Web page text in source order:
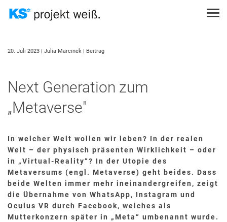
zum
Inhalt
TOPOGRAFISCHE GEGEBENHEITEN
NUTZUNGSKONZEPTE
SCHALLSCHUTZ
BRANDSCHUTZ
SICHTMAUERWERK
WÄRMESCHUTZ
SUCHEN
ANMELDEN
20. Juli 2023 | Julia Marcinek | Beitrag
Next Generation zum
„Metaverse"
In welcher Welt wollen wir leben? In der realen
Welt – der physisch präsenten Wirklichkeit – oder
in „Virtual-Reality“? In der Utopie des
Metaversums (engl. Metaverse) geht beides. Dass
beide Welten immer mehr ineinandergreifen, zeigt
die Übernahme von WhatsApp, Instagram und
Oculus VR durch Facebook, welches als
Mutterkonzern später in „Meta“ umbenannt wurde.